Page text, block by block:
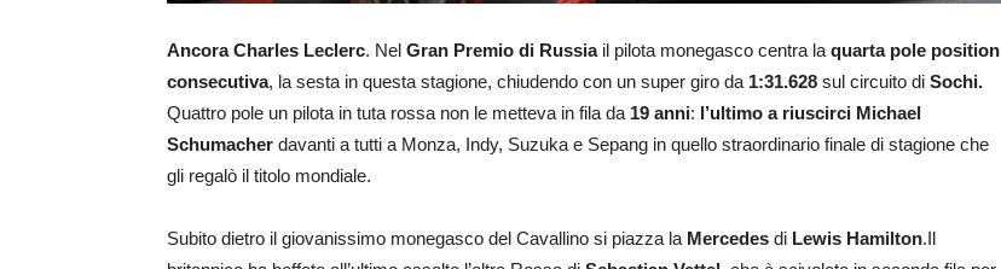
Ancora Charles Leclerc. Nel Gran Premio di Russiail pilota monegasco centra la quarta pole position
consecutiva, la sesta in questa stagione, chiudendo con un super giro da 1:31.628 sul circuito di Sochi.
Quattro pole un pilota in tuta rossa non le metteva in fila da 19 anni: l’ultimo a riuscirci Michael
Schumacher davanti a tutti a Monza, Indy, Suzuka e Sepang in quello straordinario finale di stagione che
gli regalò il titolo mondiale.
Subito dietro il giovanissimo monegasco del Cavallino si piazza la Mercedes di Lewis Hamilton.Il